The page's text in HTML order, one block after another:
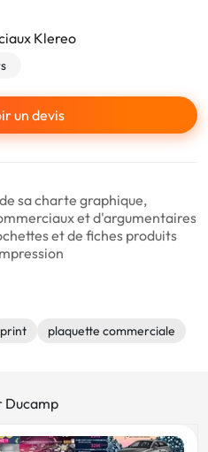
Klereo
un devis
sa charte graphique,
et d'argumentaires
et de fiches produits
print plaquette commerciale
Ducamp